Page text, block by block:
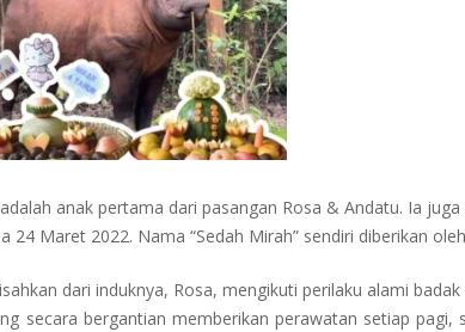
anak pertama dari pasangan Rosa & Andatu. Ia
Maret 2022. Nama “Sedah Mirah” sendiri diberikan
dari induknya, Rosa, mengikuti perilaku alami
secara bergantian memberikan perawatan setiap pagi,